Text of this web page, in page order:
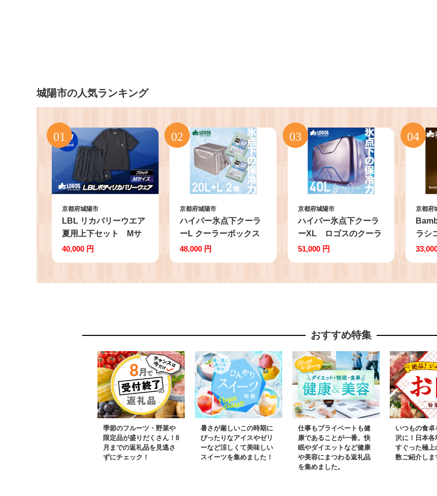
城陽市の人気ランキング
京都府城陽市
LBL リカバリーウエア
夏用上下セット Mサ
イズ リカバリーショ
40,000 円
京都府城陽市
ハイパー氷点下クーラ
ーL クーラーボックス
+氷点下パックL 2個 倍
【4014582】
48,000 円
京都府城陽市
ハイパー氷点下クーラ
ーXL ロゴスのクーラ
ーボックス キャン
81670090【1580413】
51,000 円
京都府
ラシ
LED
おすすめ特集
季節のフルーツ・野菜や
限定品が盛りだくさん！8
月までの返礼品を見逃さ
ずにチェック！
暑さが厳しいこの時期に
ぴったりなアイスやゼリ
ーなど涼しくて美味しい
スイーツを集めました！
仕事もプライベートも健
康であることが一番。快
眠やダイエットなど健康
や美容にまつわる返礼品
を集めました。
いつもの食
沢に！日本各
すぐった極上
数ご紹介しま